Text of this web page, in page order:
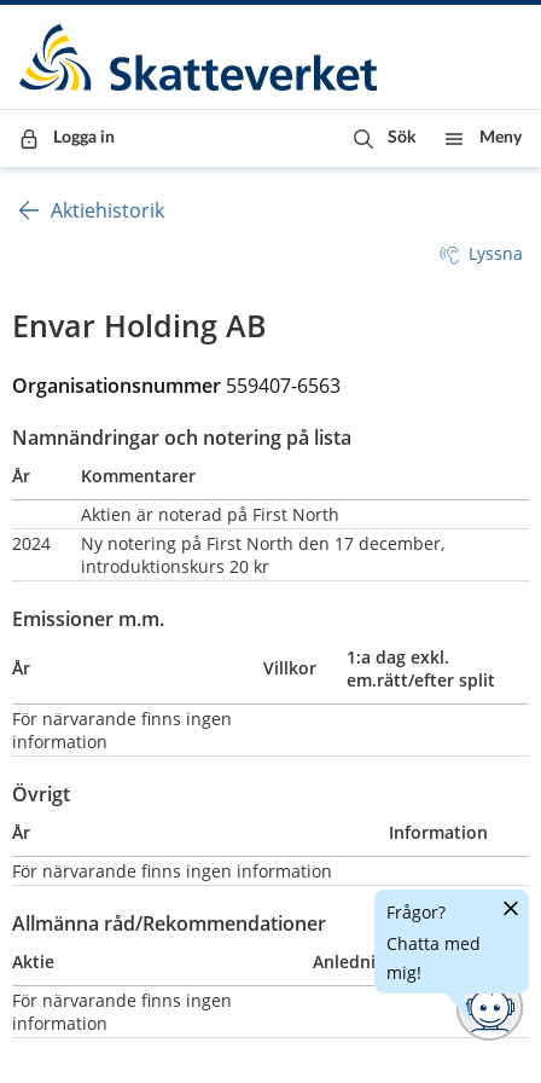
Till innehåll
Till navigationen
Till chattrobot
Logga in Sök Meny
Aktiehistorik
Lyssna
Envar Holding AB
Organisationsnummer 559407-6563
Namnändringar och notering på lista
År
Kommentarer
Aktien är noterad på First North
2024
Ny notering på First North den 17 december,
introduktionskurs 20 kr
Emissioner m.m.
År Villkor
1:a dag exkl.
em.rätt/efter split
För närvarande finns ingen
information
Övrigt
År
Information
För närvarande finns ingen information
Allmänna råd/Rekommendationer
Aktie Anledning
För närvarande finns ingen
information
Frågor?
Chatta med
mig!
Dölj